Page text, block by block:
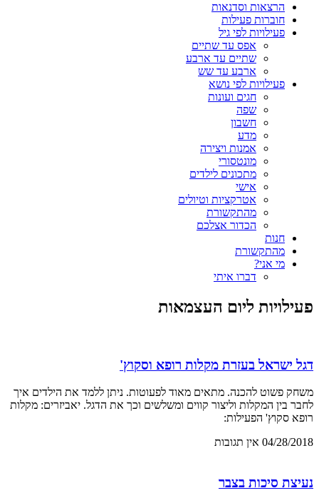
הרצאות וסדנאות
חוברות פעילות
פעילויות לפי גיל
אפס עד שתיים
שתיים עד ארבע
ארבע עד שש
פעילויות לפי נושא
חגים ועונות
שפה
חשבון
מדע
אמנות ויצירה
מונטסורי
מתכונים לילדים
אישי
אטרקציות וטיולים
מהתקשורת
הכדור אצלכם
חנות
מהתקשורת
מי אני?
דברו איתי
פעילויות ליום העצמאות
דגל ישראל בעזרת מקלות רופא וסקוץ'
משחק פשוט להכנה. מתאים מאוד לפעוטות. ניתן ללמד את הילדים איך
לחבר בין המקלות וליצור קווים ומשלשים וכך את הדגל. יאביזרים: מקלות
רופא סקוץ' הפעילות:
04/28/2018 אין תגובות
נעיצת סיכות בצבר